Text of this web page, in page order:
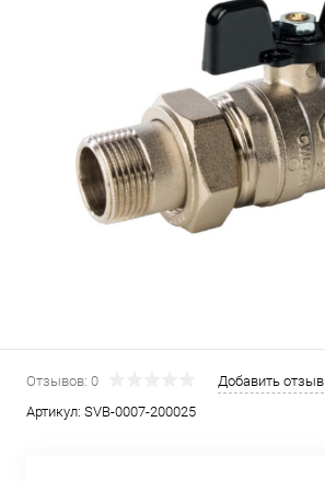
Отзывов: 0
Добавить отзыв
Артикул: SVB-0007-200025